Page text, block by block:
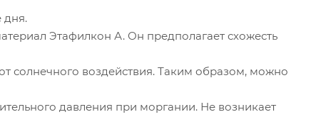
дня.
Этафилкон А. Он предполагает схожесть
солнечного воздействия. Таким образом, можно
давления при моргании. Не возникает